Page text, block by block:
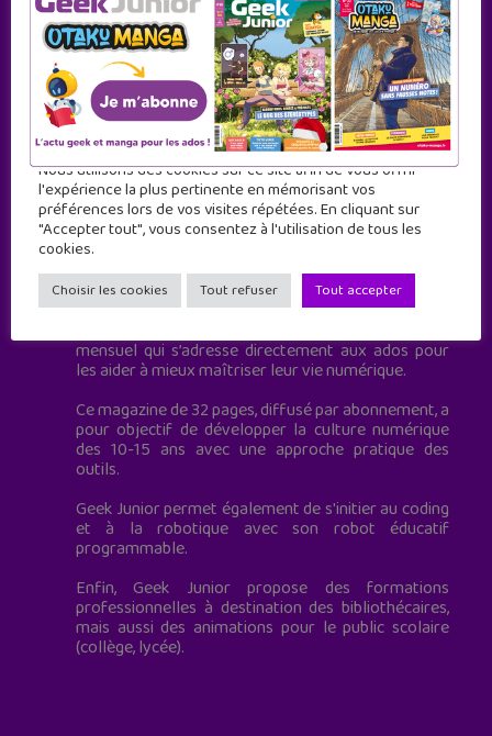
Geek Junior est le premier site de culture numérique
à destination des adolescents.
mensuel qui s’adresse directement aux ados pour
les aider à mieux maîtriser leur vie numérique.
Ce magazine de 32 pages, diffusé par abonnement, a
pour objectif de développer la culture numérique
des 10-15 ans avec une approche pratique des
outils.
Geek Junior permet également de s'initier au coding
et à la robotique avec son robot éducatif
programmable.
Enfin, Geek Junior propose des formations
professionnelles à destination des bibliothécaires,
mais aussi des animations pour le public scolaire
(collège, lycée).
Nous utilisons des cookies sur ce site afin de vous offrir
l'expérience la plus pertinente en mémorisant vos
préférences lors de vos visites répétées. En cliquant sur
"Accepter tout", vous consentez à l'utilisation de tous les
cookies.
Choisir les cookies Tout refuser Tout accepter